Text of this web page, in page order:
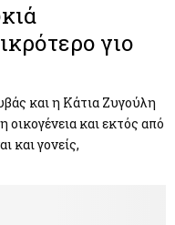
γιο
και η Κάτια Ζυγούλη
και εκτός από
και γονείς,